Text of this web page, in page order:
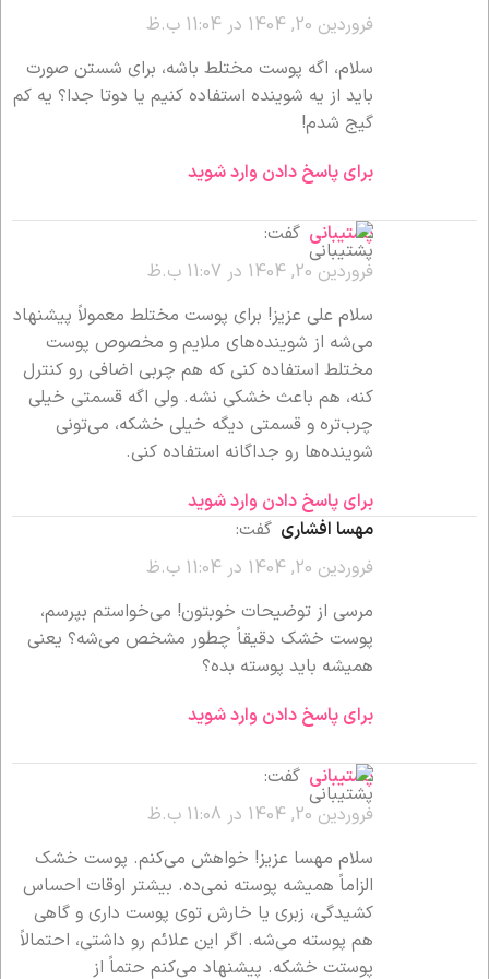
فروردین 20, 1404 در 11:04 ب.ظ
سلام، اگه پوست مختلط باشه، برای شستن صورت
باید از یه شوینده استفاده کنیم یا دوتا جدا؟ یه کم
گیج شدم!
برای پاسخ دادن وارد شوید
پشتیبانی گفت:
فروردین 20, 1404 در 11:07 ب.ظ
سلام علی عزیز! برای پوست مختلط معمولاً پیشنهاد
می‌شه از شوینده‌های ملایم و مخصوص پوست
مختلط استفاده کنی که هم چربی اضافی رو کنترل
کنه، هم باعث خشکی نشه. ولی اگه قسمتی خیلی
چرب‌تره و قسمتی دیگه خیلی خشکه، می‌تونی
شوینده‌ها رو جداگانه استفاده کنی.
برای پاسخ دادن وارد شوید
مهسا افشاری گفت:
فروردین 20, 1404 در 11:04 ب.ظ
مرسی از توضیحات خوبتون! می‌خواستم بپرسم،
پوست خشک دقیقاً چطور مشخص می‌شه؟ یعنی
همیشه باید پوسته بده؟
برای پاسخ دادن وارد شوید
پشتیبانی گفت:
فروردین 20, 1404 در 11:08 ب.ظ
سلام مهسا عزیز! خواهش می‌کنم. پوست خشک
الزاماً همیشه پوسته نمی‌ده. بیشتر اوقات احساس
کشیدگی، زبری یا خارش توی پوست داری و گاهی
هم پوسته می‌شه. اگر این علائم رو داشتی، احتمالاً
پوستت خشکه. پیشنهاد می‌کنم حتماً از